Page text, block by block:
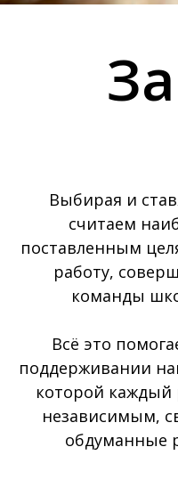
Выбирая и
считаем
поставленным
работу,
команды
Всё это
поддерживании
которой каждый
независимым,
обдуманные